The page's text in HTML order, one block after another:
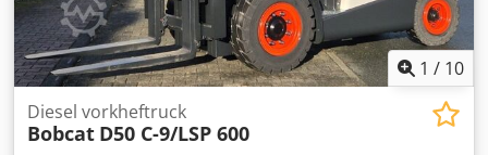
1 / 10
Diesel vorkheftruck
Bobcat D50 C-9/LSP 600